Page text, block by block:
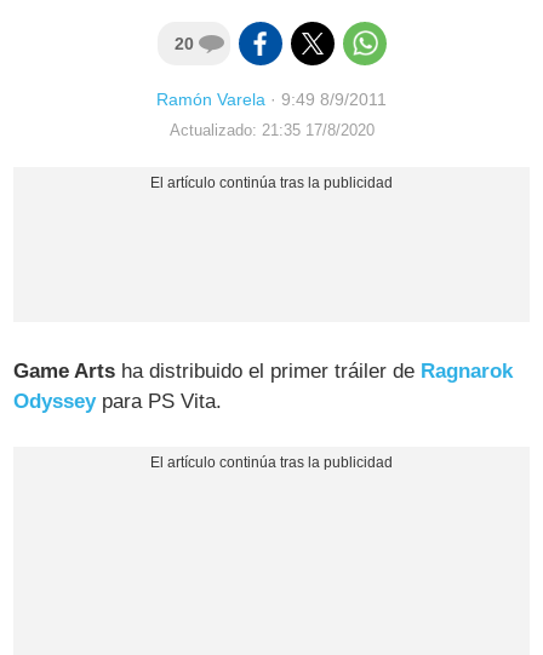
20
Ramón Varela · 9:49 8/9/2011
Actualizado: 21:35 17/8/2020
Game Arts ha distribuido el primer tráiler de Ragnarok
Odysseypara PS Vita.